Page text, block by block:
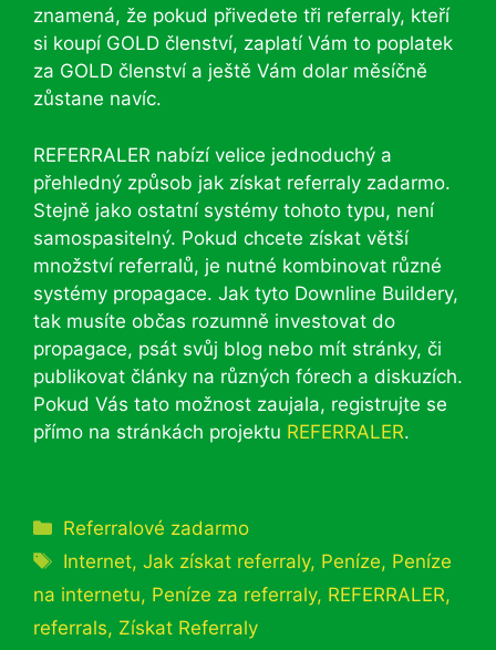
znamená, že pokud přivedete tři referraly, kteří
si koupí GOLD členství, zaplatí Vám to poplatek
za GOLD členství a ještě Vám dolar měsíčně
zůstane navíc.
REFERRALER nabízí velice jednoduchý a
přehledný způsob jak získat referraly zadarmo.
Stejně jako ostatní systémy tohoto typu, není
samospasitelný. Pokud chcete získat větší
množství referralů, je nutné kombinovat různé
systémy propagace. Jak tyto Downline Buildery,
tak musíte občas rozumně investovat do
propagace, psát svůj blog nebo mít stránky, či
publikovat články na různých fórech a diskuzích.
Pokud Vás tato možnost zaujala, registrujte se
přímo na stránkách projektu REFERRALER.
Rubriky
Referralové zadarmo
Štítky
Internet,Jak získat referraly, Peníze, Peníze
na internetu, Peníze za referraly, REFERRALER,
referrals, Získat Referraly